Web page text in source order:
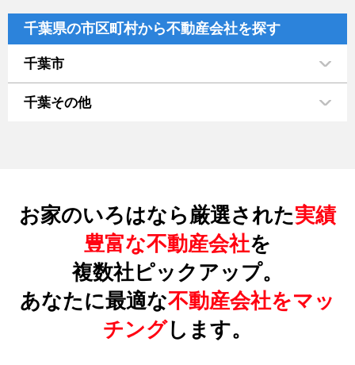
千葉県の市区町村から不動産会社を探す
千葉市
千葉その他
お家のいろはなら厳選された実績
豊富な不動産会社を
複数社ピックアップ。
あなたに最適な不動産会社をマッ
チングします。